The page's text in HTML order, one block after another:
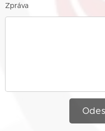
Zpráva